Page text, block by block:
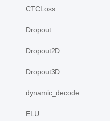
CTCLoss
Dropout
Dropout2D
Dropout3D
dynamic_decode
ELU